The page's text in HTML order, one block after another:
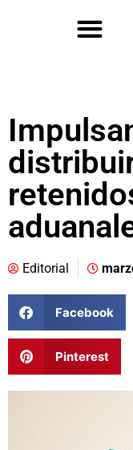
Editorial
Facebook
Pinterest